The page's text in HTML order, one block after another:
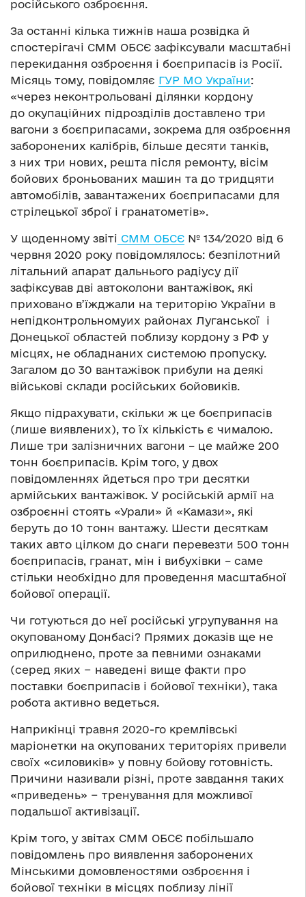
російського озброєння.
За останні кілька тижнів наша розвідка й
спостерігачі СММ ОБСЄ зафіксували масштабні
перекидання озброєння і боєприпасів із Росії.
Місяць тому, повідомляє ГУР МО України:
«через неконтрольовані ділянки кордону
до окупаційних підрозділів доставлено три
вагони з боєприпасами, зокрема для озброєння
заборонених калібрів, більше десяти танків,
з них три нових, решта після ремонту, вісім
бойових броньованих машин та до тридцяти
автомобілів, завантажених боєприпасами для
стрілецької зброї і гранатометів».
У щоденному звіті СММ ОБСЄ № 134/2020 від 6
червня 2020 року повідомлялось: безпілотний
літальний апарат дальнього радіусу дії
зафіксував дві автоколони вантажівок, які
приховано в’їжджали на територію України в
непідконтрольномуих районах Луганської і
Донецької областей поблизу кордону з РФ у
місцях, не обладнаних системою пропуску.
Загалом до 30 вантажівок прибули на деякі
військові склади російських бойовиків.
Якщо підрахувати, скільки ж це боєприпасів
(лише виявлених), то їх кількість є чималою.
Лише три залізничних вагони – це майже 200
тонн боєприпасів. Крім того, у двох
повідомленнях йдеться про три десятки
армійських вантажівок. У російській армії на
озброєнні стоять «Урали» й «Камази», які
беруть до 10 тонн вантажу. Шести десяткам
таких авто цілком до снаги перевезти 500 тонн
боєприпасів, гранат, мін і вибухівки – саме
стільки необхідно для проведення масштабної
бойової операції.
Чи готуються до неї російські угрупування на
окупованому Донбасі? Прямих доказів ще не
оприлюднено, проте за певними ознаками
(серед яких − наведені вище факти про
поставки боєприпасів і бойової техніки), така
робота активно ведеться.
Наприкінці травня 2020-го кремлівські
маріонетки на окупованих територіях привели
своїх «силовиків» у повну бойову готовність.
Причини називали різні, проте завдання таких
«приведень» − тренування для можливої
подальшої активізації.
Крім того, у звітах СММ ОБСЄ побільшало
повідомлень про виявлення заборонених
Мінськими домовленостями озброєння і
бойової техніки в місцях поблизу лінії